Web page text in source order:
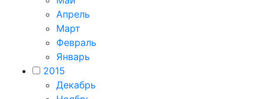
Апрель
Март
Февраль
Январь
2015
Декабрь